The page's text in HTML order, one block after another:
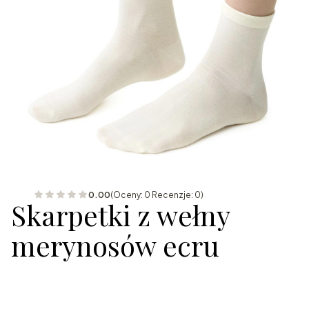
0.00(Oceny: 0 Recenzje: 0)
Skarpetki z wełny
merynosów ecru